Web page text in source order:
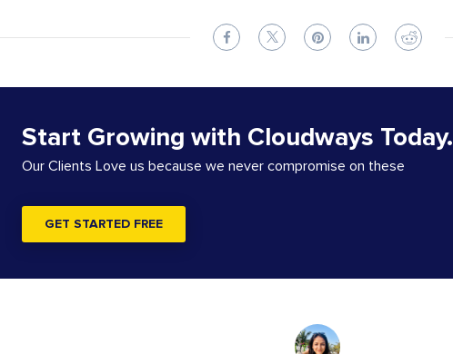
Start Growing with Cloudways Today.
Our Clients Love us because we never compromise on these
GET STARTED FREE